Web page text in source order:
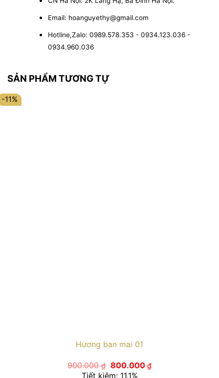
Email: hoanguyethy@gmail.com
Hotline,Zalo: 0989.578.353 - 0934.123.036 -
0934.960.036
SẢN PHẨM TƯƠNG TỰ
-11%
Hương ban mai 01
900.000₫ Giá
gốc
800.000 ₫Giá
hiện
Tiết kiệm: 11.1%